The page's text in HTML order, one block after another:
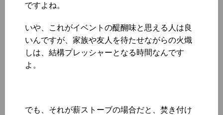
ですよね。
いや、これがイベントの醍醐味と思える人は良
いんですが、家族や友人を待たせながらの火熾
しは、結構プレッシャーとなる時間なんです
よ。
でも、それが薪ストーブの場合だと、焚き付け